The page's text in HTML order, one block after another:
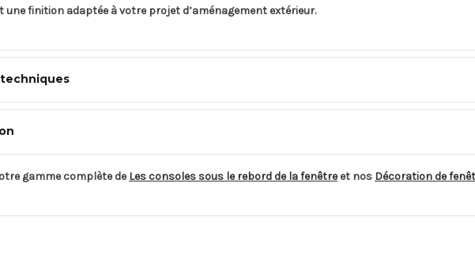
finition adaptée à votre projet d’aménagement extérieur.
gamme complète deLes consoles sous le rebord de la fenêtreet nos Décoration de